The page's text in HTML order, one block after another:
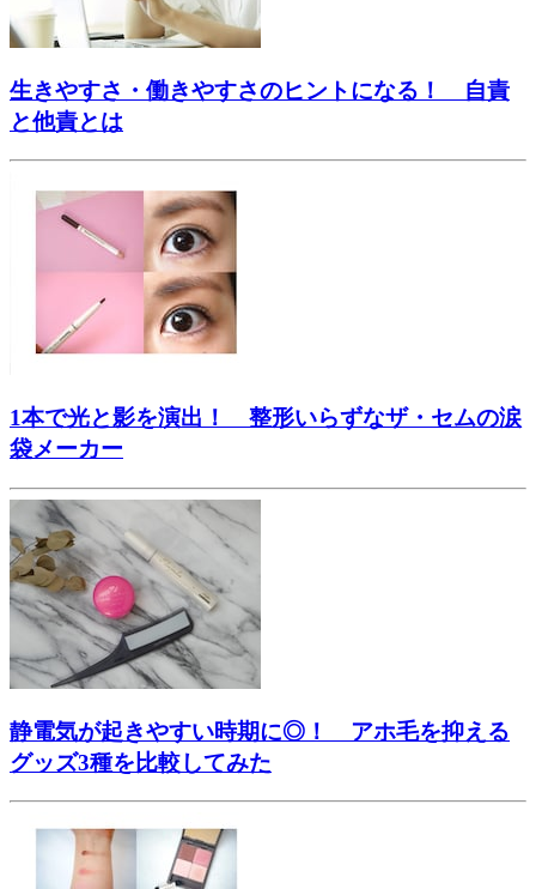
生きやすさ・働きやすさのヒントになる！ 自責
と他責とは
1本で光と影を演出！ 整形いらずなザ・セムの涙
袋メーカー
静電気が起きやすい時期に◎！ アホ毛を抑える
グッズ3種を比較してみた